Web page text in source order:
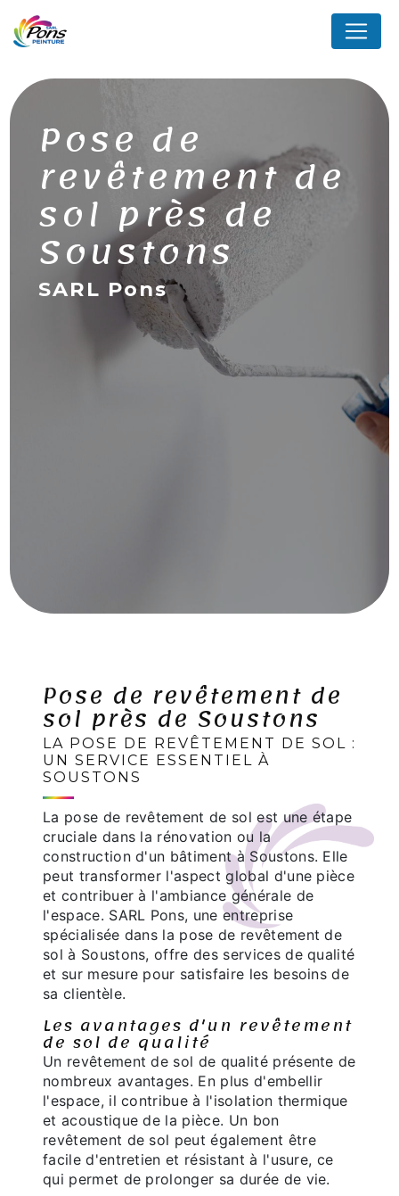
Pose de
revêtement de
sol près de
Soustons
SARL Pons
Pose de revêtement de
sol près de Soustons
LA POSE DE REVÊTEMENT DE SOL :
UN SERVICE ESSENTIEL À
SOUSTONS
La pose de revêtement de sol est une étape
cruciale dans la rénovation ou la
construction d'un bâtiment à Soustons. Elle
peut transformer l'aspect global d'une pièce
et contribuer à l'ambiance générale de
l'espace. SARL Pons, une entreprise
spécialisée dans la pose de revêtement de
sol à Soustons, offre des services de qualité
et sur mesure pour satisfaire les besoins de
sa clientèle.
Les avantages d'un revêtement
de sol de qualité
Un revêtement de sol de qualité présente de
nombreux avantages. En plus d'embellir
l'espace, il contribue à l'isolation thermique
et acoustique de la pièce. Un bon
revêtement de sol peut également être
facile d'entretien et résistant à l'usure, ce
qui permet de prolonger sa durée de vie.
Panneau de gestion des cookies